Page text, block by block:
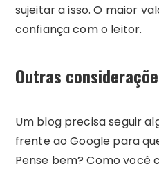
sujeitar a isso. O maior
confiança com o leitor.
Outras
Um blog precisa seguir
frente ao Google para
Pense bem? Como você